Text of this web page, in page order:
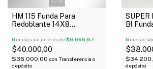
HM 115 Funda Para
Redoblante 14X8
6 cuotas sin interés de$6.666,67
$40.000,00
$36.000,00 con Transferencia o
depósito
SUPER
Bl
5Mm
6 cuotas
depósito